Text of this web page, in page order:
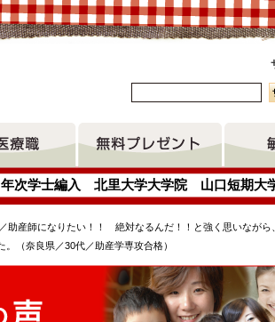
年次学士編入 北里大学大学院 山口短期
定看護師 東海大学キャリア支援センター
助産師になりたい！！ 絶対なるんだ！！と強く思いながら
（奈良県／30代／助産学専攻合格）